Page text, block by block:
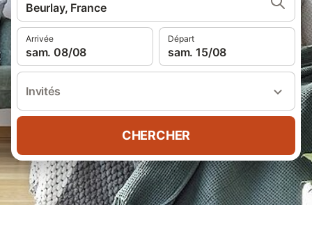
Beurlay, France
Arrivée
sam. 08/08
Départ
sam. 15/08
Invités
CHERCHER